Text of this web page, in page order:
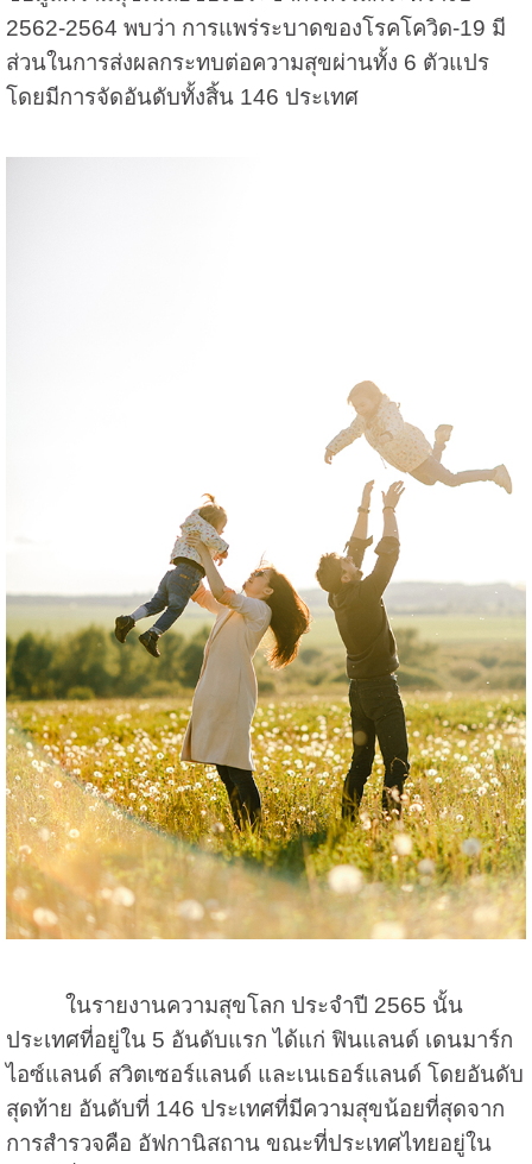
2562-2564 พบว่า การแพร่ระบาดของโรคโควิด-19 มี
ส่วนในการส่งผลกระทบต่อความสุขผ่านทั้ง 6 ตัวแปร
โดยมีการจัดอันดับทั้งสิ้น 146 ประเทศ
ในรายงานความสุขโลก ประจำปี 2565 นั้น
ประเทศที่อยู่ใน 5 อันดับแรก ได้แก่ ฟินแลนด์ เดนมาร์ก
ไอซ์แลนด์ สวิตเซอร์แลนด์ และเนเธอร์แลนด์ โดยอันดับ
สุดท้าย อันดับที่ 146 ประเทศที่มีความสุขน้อยที่สุดจาก
การสำรวจคือ อัฟกานิสถาน ขณะที่ประเทศไทยอยู่ใน